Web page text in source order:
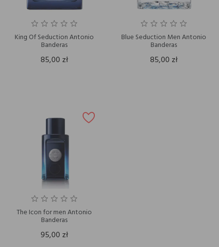
King Of Seduction Antonio
Banderas
85,00 zł
Blue Seduction Men Antonio
Banderas
85,00 zł
The Icon for men Antonio
Banderas
95,00 zł